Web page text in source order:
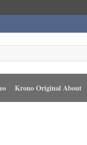
Krono Original About